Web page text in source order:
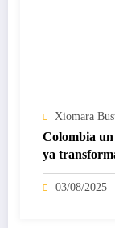
Xiomara
Colombia
ya
mundo
03/08/2025